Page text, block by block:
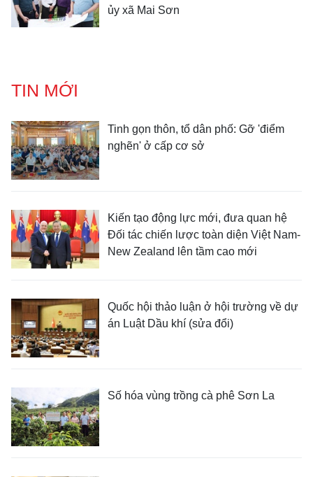
ủy xã Mai Sơn
TIN MỚI
Tinh gọn thôn, tổ dân phố: Gỡ 'điểm
nghẽn' ở cấp cơ sở
Kiến tạo động lực mới, đưa quan hệ
Đối tác chiến lược toàn diện Việt Nam-
New Zealand lên tầm cao mới
Quốc hội thảo luận ở hội trường về dự
án Luật Dầu khí (sửa đổi)
Số hóa vùng trồng cà phê Sơn La